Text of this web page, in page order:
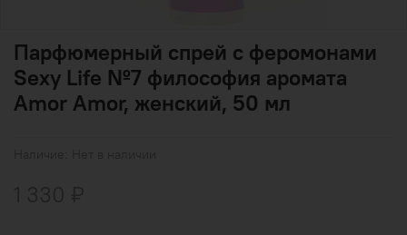
Парфюмерный спрей с феромонами
Sexy Life №7 философия аромата
Amor Amor, женский, 50 мл